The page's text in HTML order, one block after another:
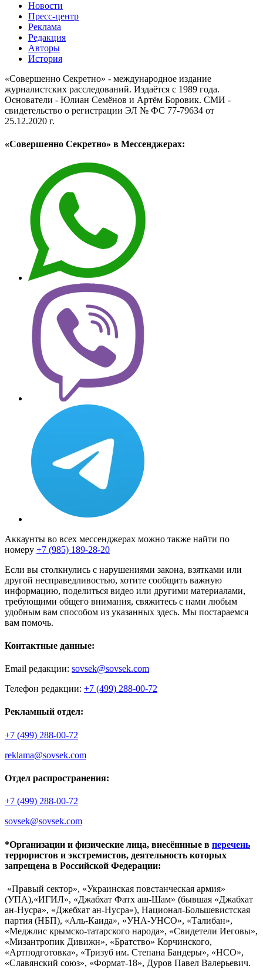
Новости
Пресс-центр
Реклама
Редакция
Авторы
История
«Совершенно Секретно» - международное издание
журналистских расследований. Издаётся с 1989 года.
Основатели - Юлиан Семёнов и Артём Боровик. CМИ -
свидетельство о регистрации ЭЛ № ФС 77-79634 от
25.12.2020 г.
«Совершенно Секретно» в Мессенджерах:
Аккаунты во всех мессенджерах можно также найти по
номеру +7 (985) 189-28-20
Если вы столкнулись с нарушениями закона, взятками или
другой несправедливостью, хотите сообщить важную
информацию, поделиться видео или другими материалами,
требующими общего внимания, свяжитесь с нами любым
удобным вам способом из указанных здесь. Мы постараемся
вам помочь.
Контактные данные:
Email редакции: sovsek@sovsek.com
Телефон редакции: +7 (499) 288-00-72
Рекламный отдел:
+7 (499) 288-00-72
reklama@sovsek.com
Отдел распространения:
+7 (499) 288-00-72
sovsek@sovsek.com
*Организации и физические лица, внесённные в перечень
террористов и экстремистов, деятельность которых
запрещена в Российской Федерации:
«Правый сектор», «Украинская повстанческая армия»
(УПА),«ИГИЛ», «Джабхат Фатх аш-Шам» (бывшая «Джабхат
ан-Нусра», «Джебхат ан-Нусра»), Национал-Большевистская
партия (НБП), «Аль-Каида», «УНА-УНСО», «Талибан»,
«Меджлис крымско-татарского народа», «Свидетели Иеговы»,
«Мизантропик Дивижн», «Братство» Корчинского,
«Артподготовка», «Тризуб им. Степана Бандеры», «НСО»,
«Славянский союз», «Формат-18», Дуров Павел Валерьевич.